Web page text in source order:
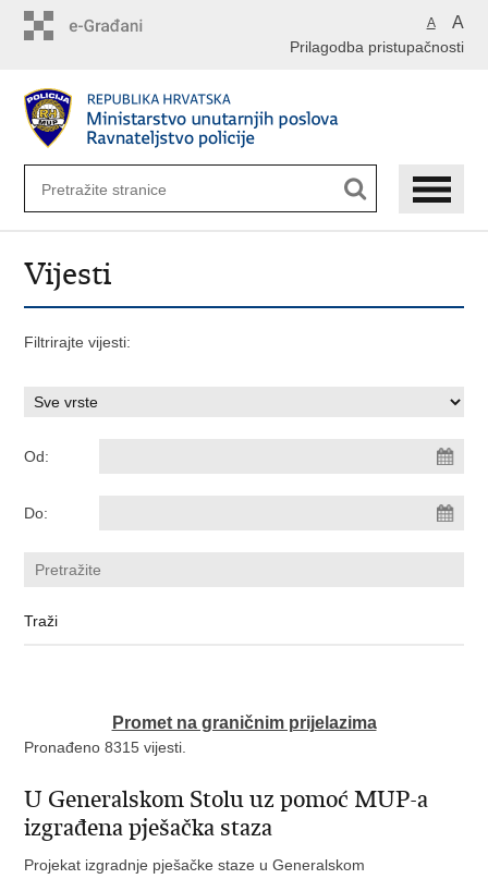
A A
Prilagodba pristupačnosti
Vijesti
Filtrirajte vijesti:
Od:
Do:
Promet na graničnim prijelazima
Pronađeno 8315 vijesti.
U Generalskom Stolu uz pomoć MUP-a
izgrađena pješačka staza
Projekat izgradnje pješačke staze u Generalskom